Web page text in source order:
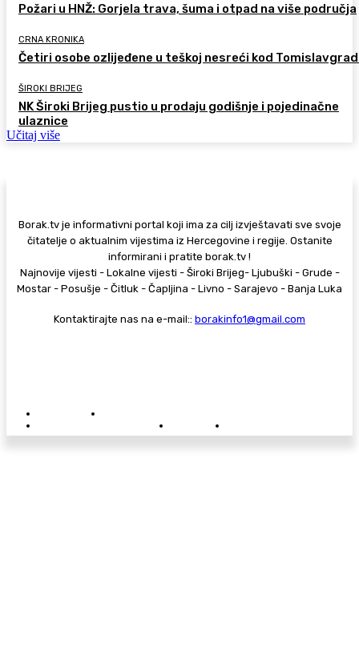
Požari u HNŽ: Gorjela trava, šuma i otpad na više područja
CRNA KRONIKA
Četiri osobe ozlijeđene u teškoj nesreći kod
ŠIROKI BRIJEG
NK Široki Brijeg pustio u prodaju godišnje i pojedinačne
ulaznice
Učitaj više
Borak.tv je informativni portal koji ima za cilj izvještavati sve svoje
čitatelje o aktualnim vijestima iz Hercegovine i regije. Ostanite
informirani i pratite borak.tv !
Najnovije vijesti - Lokalne vijesti - Široki Brijeg- Ljubuški - Grude -
Mostar - Posušje - Čitluk - Čapljina - Livno - Sarajevo - Banja Luka
Kontaktirajte nas na e-mail:: borakinfo1@gmail.com